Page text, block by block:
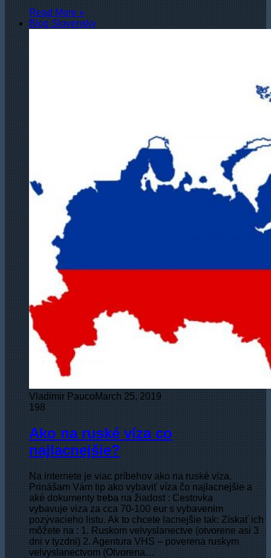
Read More »
Blog Slovensky
Vladimir PaucoMarch 25, 2019
198
Ako na ruské víza co
najlacnejšie?
Na internete je viac príbehov ako na ruské víza.
Prinášam Vám tip ako vybaviť víza čo najlacnejšie a
aké dokumenty treba na žiadost : Cestovka
vybavuje viza za cca 70-100 eur s vybavenim
pozývacieho listu. Ak to chcete lacnejšie tak: Získať ich
môžete na : 1. Ruskom velvyslanectve (otvorene asi 3
dni v tyzdni) 2. Agentura VHS – poverena ruskym
velvyslanectvom (Otvorena…